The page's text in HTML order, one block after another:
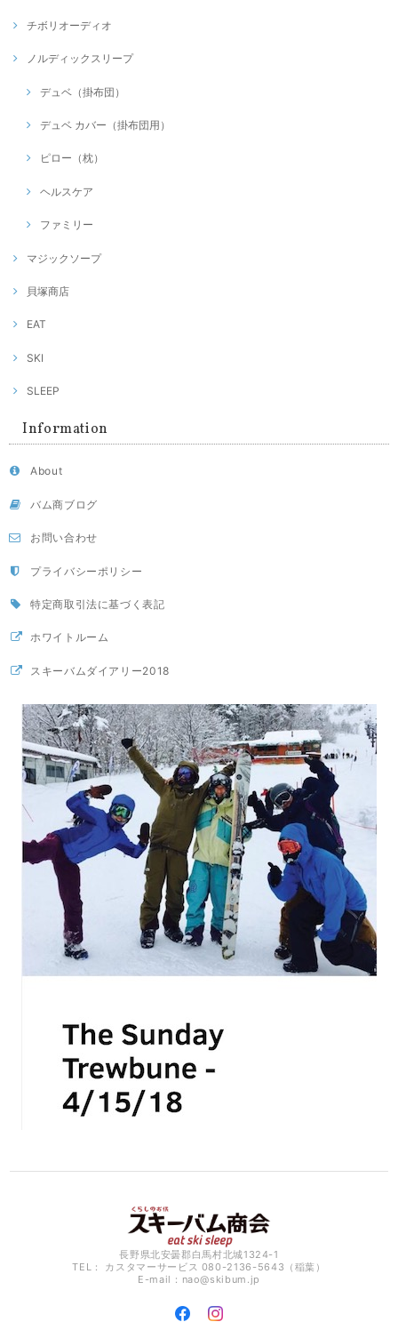
チボリオーディオ
ノルディックスリープ
デュベ（掛布団）
デュベ カバー（掛布団用）
ピロー（枕）
ヘルスケア
ファミリー
マジックソープ
貝塚商店
EAT
SKI
SLEEP
Information
About
バム商ブログ
お問い合わせ
プライバシーポリシー
特定商取引法に基づく表記
ホワイトルーム
スキーバムダイアリー2018
長野県北安曇郡白馬村北城1324-1
TEL： カスタマーサービス 080-2136-5643（稲葉）
E-mail： nao@skibum.jp